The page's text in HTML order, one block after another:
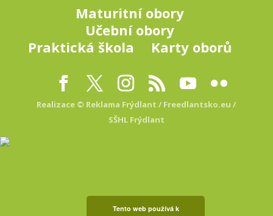
Maturitní obory
Učební obory
Praktická škola
Karty oborů
Realizace © Reklama Frýdlant/ Freedlantsko.eu /
SŠHL Frýdlant
Tento web používá k